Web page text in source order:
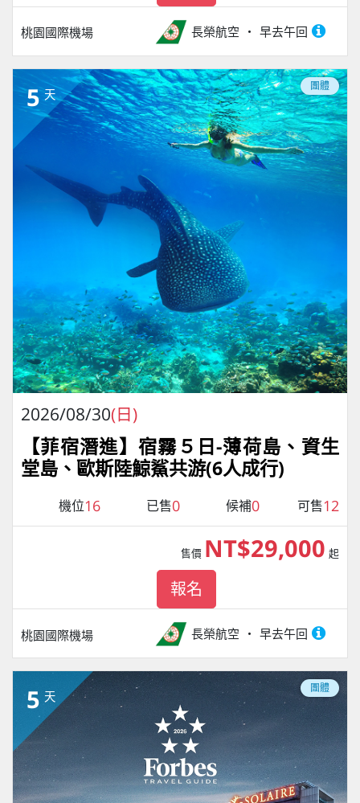
桃園國際機場 長榮航空 早去午回
5 天
團體
2026/08/30(日)
【菲宿潛進】宿霧５日-薄荷島、資生
堂島、歐斯陸鯨鯊共游(6人成行)
機位16 已售0 候補0 可售12
桃園國際機場 長榮航空 早去午回
售價 NT$29,000 起
報名
5 天
團體